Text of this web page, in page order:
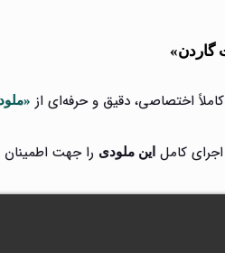
گاردن»
اختصاصی، دقیق و حرفه‌ای از
کامل این ملودی را جهت